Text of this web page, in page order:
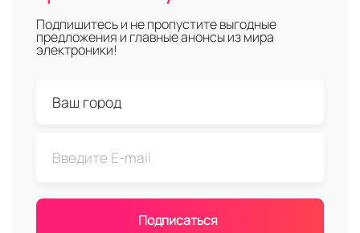
Подпишитесь и не пропустите выгодные
предложения и главные анонсы из мира
электроники!
Подписаться